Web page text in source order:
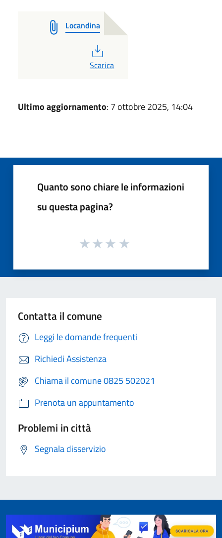
Locandina
PDF
Scarica
Ultimo aggiornamento: 7 ottobre 2025, 14:04
Quanto sono chiare le informazioni
su questa pagina?
Contatta il comune
Leggi le domande frequenti
Richiedi Assistenza
Chiama il comune 0825 502021
Prenota un appuntamento
Problemi in città
Segnala disservizio